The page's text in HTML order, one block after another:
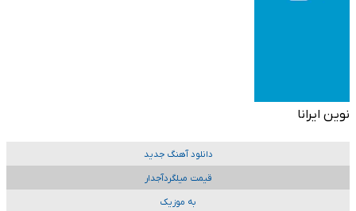
نوین ایرانا
دانلود آهنگ جدید
قیمت میلگردآجدار
به موزیک